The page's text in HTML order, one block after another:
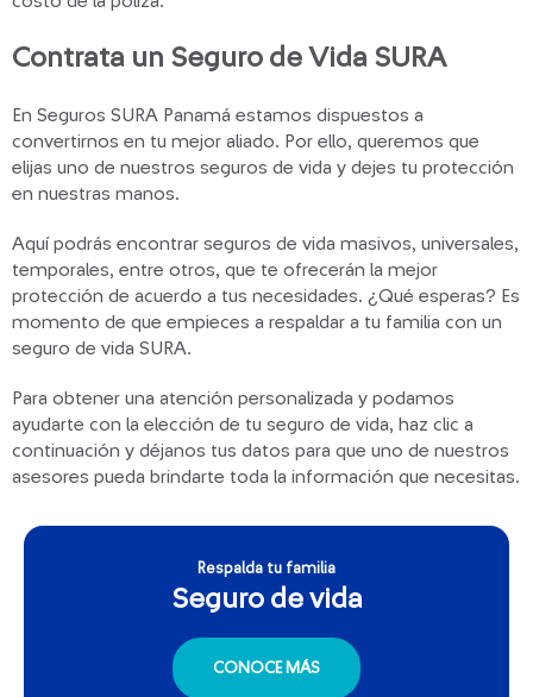
Contrata un Seguro de Vida SURA
En Seguros SURA Panamá estamos dispuestos a
convertirnos en tu mejor aliado. Por ello, queremos que
elijas uno de nuestros seguros de vida y dejes tu protección
en nuestras manos.
Aquí podrás encontrar seguros de vida masivos, universales,
temporales, entre otros, que te ofrecerán la mejor
protección de acuerdo a tus necesidades. ¿Qué esperas? Es
momento de que empieces a respaldar a tu familia con un
seguro de vida SURA.
Para obtener una atención personalizada y podamos
ayudarte con la elección de tu seguro de vida, haz clic a
continuación y déjanos tus datos para que uno de nuestros
asesores pueda brindarte toda la información que necesitas.
Respalda tu familia
Seguro de vida
CONOCE MÁS